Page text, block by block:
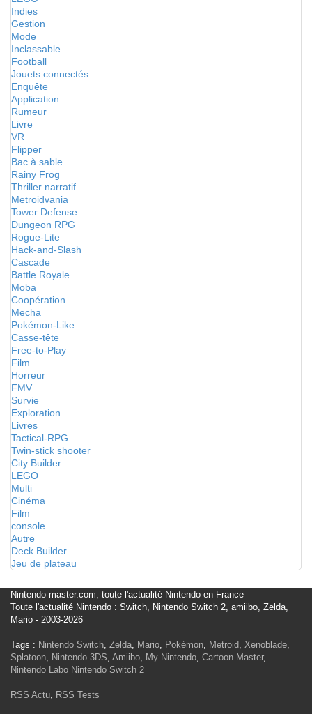
Indies
Gestion
Mode
Inclassable
Football
Jouets connectés
Enquête
Application
Rumeur
Livre
VR
Flipper
Bac à sable
Rainy Frog
Thriller narratif
Metroidvania
Tower Defense
Dungeon RPG
Rogue-Lite
Hack-and-Slash
Cascade
Battle Royale
Moba
Coopération
Mecha
Pokémon-Like
Casse-tête
Free-to-Play
Film
Horreur
FMV
Survie
Exploration
Livres
Tactical-RPG
Twin-stick shooter
City Builder
LEGO
Multi
Cinéma
Film
console
Autre
Deck Builder
Jeu de plateau
Nintendo-master.com, toute l'actualité Nintendo en France
Toute l'actualité Nintendo : Switch, Nintendo Switch 2, amiibo, Zelda,
Mario - 2003-2026
Tags : Nintendo Switch, Zelda, Mario, Pokémon, Metroid, Xenoblade,
Splatoon, Nintendo 3DS, Amiibo, My Nintendo, Cartoon Master,
Nintendo Labo Nintendo Switch 2
RSS Actu, RSS Tests